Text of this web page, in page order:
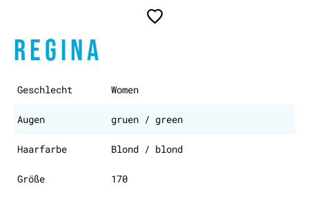
REGINA
Geschlecht Women
Augen gruen / green
Haarfarbe Blond / blond
Größe 170